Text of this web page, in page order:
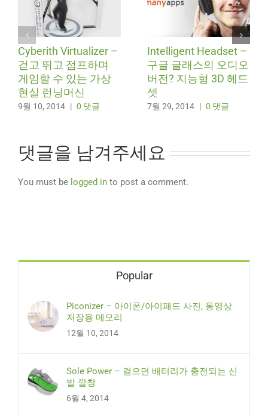
Cyberith Virtualizer –
걷고 뛰고 점프하며
게임할 수 있는 가상
현실 런닝머신
9월 10, 2014 | 0 댓글
Intelligent Headset –
구글 글래스의 오디오
버전? 지능형 3D 헤드
셋
7월 29, 2014 | 0 댓글
댓글을 남겨주세요
You must be logged in to post a comment.
Popular
Piconizer – 아이폰/아이패드 사진, 동영상
저장용 메모리
12월 10, 2014
Sole Power – 걸으면 배터리가 충전되는 신
발 깔창
6월 4, 2014